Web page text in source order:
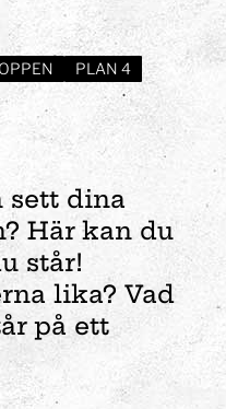
PLAN 4
sett dina
Här kan du
står!
lika? Vad
på ett